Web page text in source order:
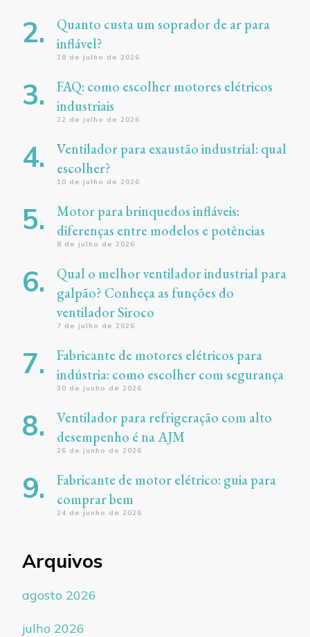
Quanto custa um soprador de ar para
inflável?
28 de julho de 2026
FAQ: como escolher motores elétricos
industriais
22 de julho de 2026
Ventilador para exaustão industrial: qual
escolher?
10 de julho de 2026
Motor para brinquedos infláveis:
diferenças entre modelos e potências
8 de julho de 2026
Qual o melhor ventilador industrial para
galpão? Conheça as funções do
ventilador Siroco
7 de julho de 2026
Fabricante de motores elétricos para
indústria: como escolher com segurança
30 de junho de 2026
Ventilador para refrigeração com alto
desempenho é na AJM
26 de junho de 2026
Fabricante de motor elétrico: guia para
comprar bem
24 de junho de 2026
Arquivos
agosto 2026
julho 2026